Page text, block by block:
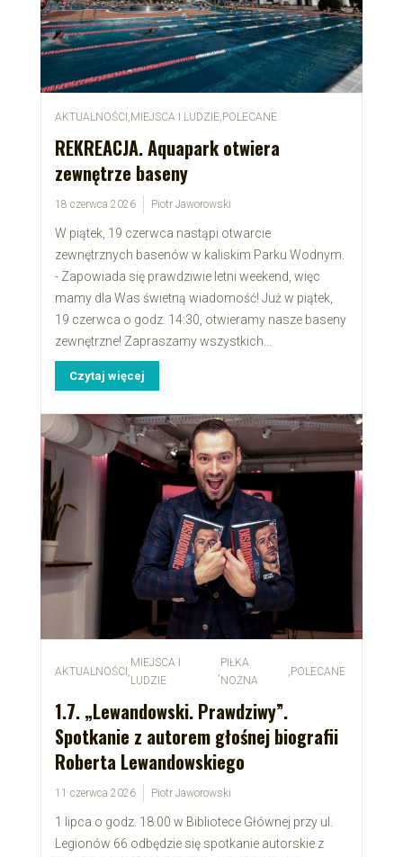
AKTUALNOŚCI ,MIEJSCA I LUDZIE,POLECANE
REKREACJA. Aquapark otwiera
zewnętrze baseny
18 czerwca 2026 Piotr Jaworowski
W piątek, 19 czerwca nastąpi otwarcie
zewnętrznych basenów w kaliskim Parku Wodnym.
- Zapowiada się prawdziwie letni weekend, więc
mamy dla Was świetną wiadomość! Już w piątek,
19 czerwca o godz. 14:30, otwieramy nasze baseny
zewnętrzne! Zapraszamy wszystkich...
Czytaj więcej
AKTUALNOŚCI ,
MIEJSCA I
LUDZIE
,
PIŁKA
NOŻNA
,POLECANE
1.7. „Lewandowski. Prawdziwy”.
Spotkanie z autorem głośnej biografii
Roberta Lewandowskiego
11 czerwca 2026 Piotr Jaworowski
1 lipca o godz. 18.00 w Bibliotece Głównej przy ul.
Legionów 66 odbędzie się spotkanie autorskie z